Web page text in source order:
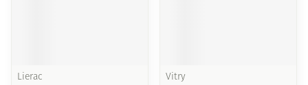
Lierac Vitry